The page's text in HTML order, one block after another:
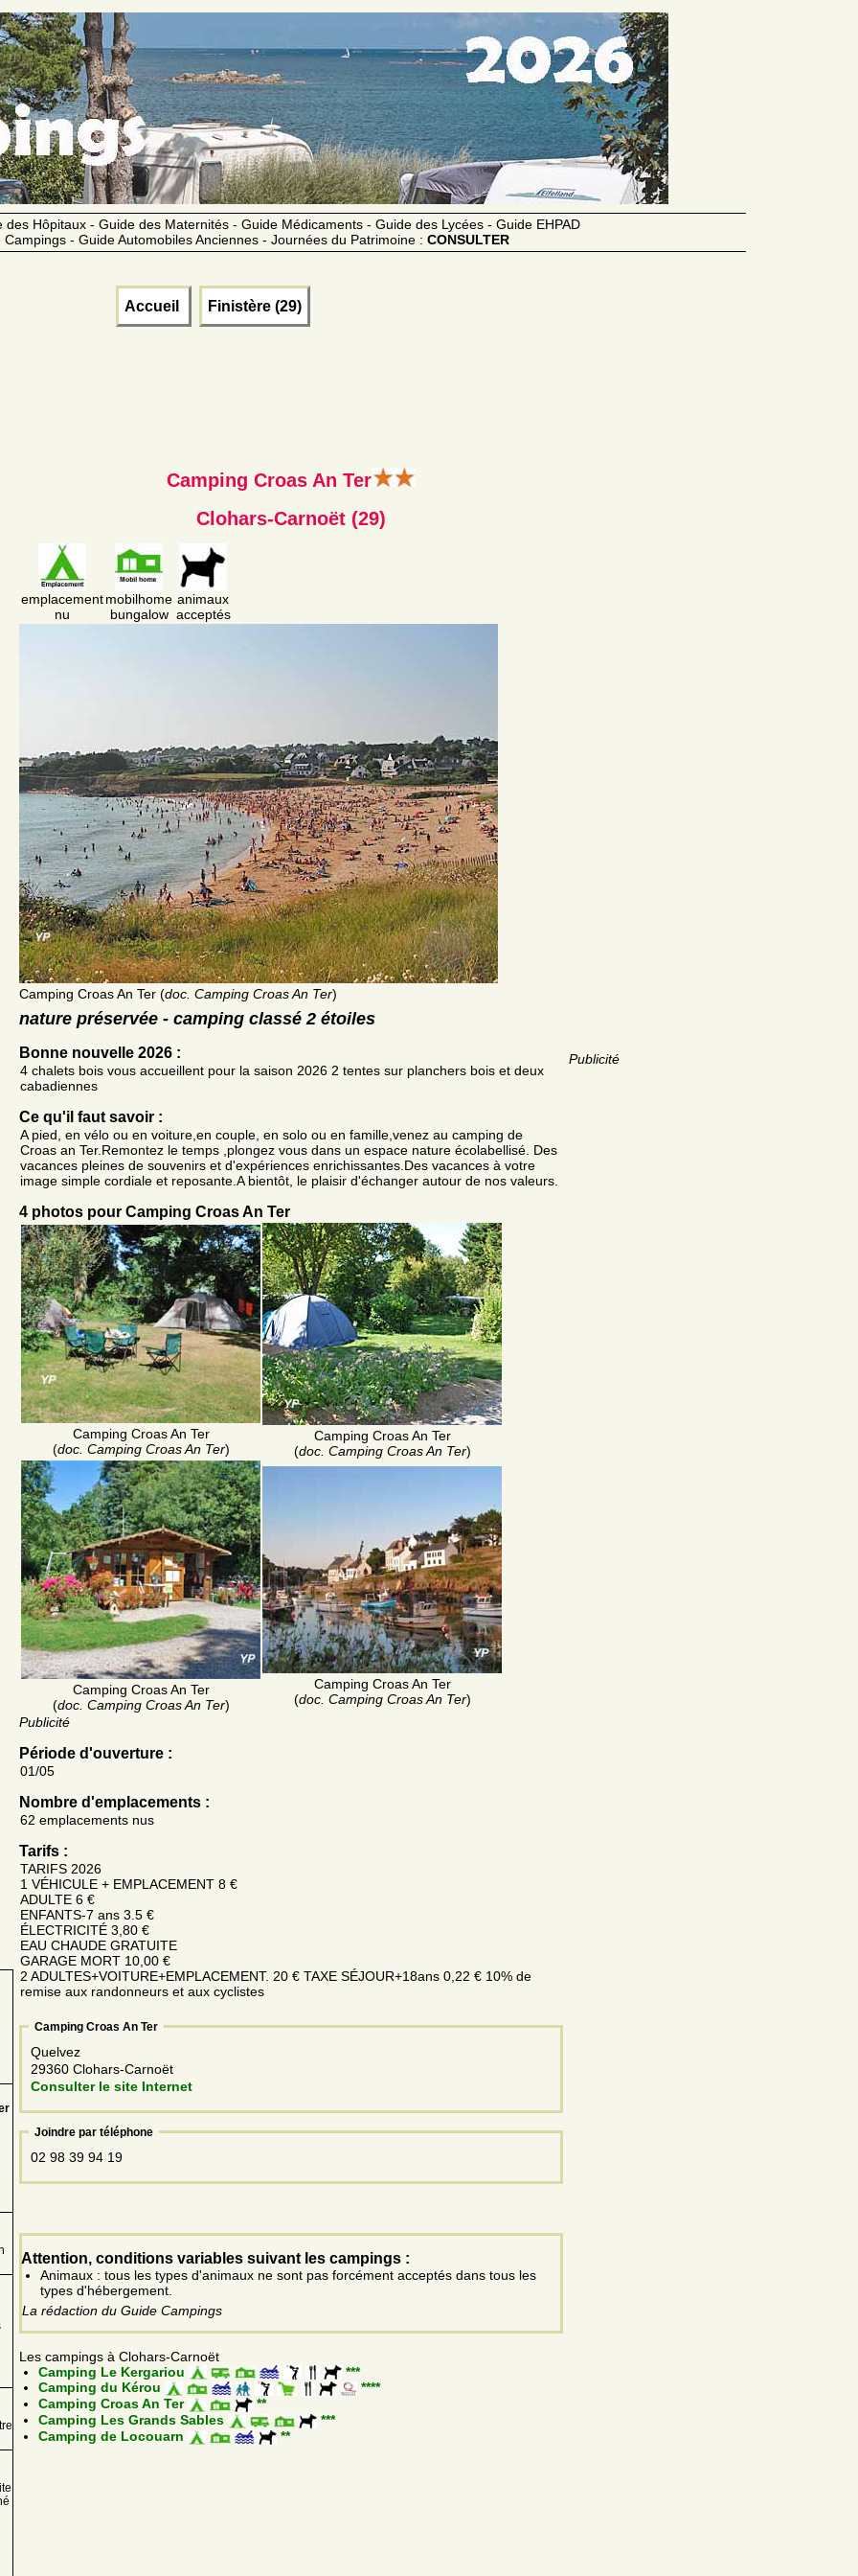
Hôpitaux - Guide des Maternités - Guide Médicaments - Guide des Lycées - Guide EHPAD
- Guide Automobiles Anciennes - Journées du Patrimoine : CONSULTER
Accueil Finistère (29)
Publicité
Camping Croas An Ter
Clohars-Carnoët (29)
emplacement
nu
mobilhome
bungalow
animaux
acceptés
Camping Croas An Ter (doc. Camping Croas An Ter)
nature préservée - camping classé 2 étoiles
Bonne nouvelle 2026 :
4 chalets bois vous accueillent pour la saison 2026 2 tentes sur planchers bois et deux
cabadiennes
Ce qu'il faut savoir :
A pied, en vélo ou en voiture,en couple, en solo ou en famille,venez au camping de
Croas an Ter.Remontez le temps ,plongez vous dans un espace nature écolabellisé. Des
vacances pleines de souvenirs et d'expériences enrichissantes.Des vacances à votre
image simple cordiale et reposante.A bientôt, le plaisir d'échanger autour de nos valeurs.
4 photos pour Camping Croas An Ter
Camping Croas An Ter
(doc. Camping Croas An Ter)
Camping Croas An Ter
(doc. Camping Croas An Ter)
Camping Croas An Ter
(doc. Camping Croas An Ter)
Camping Croas An Ter
(doc. Camping Croas An Ter)
Publicité
Période d'ouverture :
01/05
Nombre d'emplacements :
62 emplacements nus
Tarifs :
TARIFS 2026
1 VÉHICULE + EMPLACEMENT 8 €
ADULTE 6 €
ENFANTS-7 ans 3.5 €
ÉLECTRICITÉ 3,80 €
EAU CHAUDE GRATUITE
GARAGE MORT 10,00 €
2 ADULTES+VOITURE+EMPLACEMENT. 20 € TAXE SÉJOUR+18ans 0,22 € 10% de
remise aux randonneurs et aux cyclistes
Camping Croas An Ter
Quelvez
29360 Clohars-Carnoët
Consulter le site Internet
Joindre par téléphone
02 98 39 94 19
Attention, conditions variables suivant les campings :
Animaux : tous les types d'animaux ne sont pas forcément acceptés dans tous les
types d'hébergement.
La rédaction du Guide Campings
Les campings à Clohars-Carnoët
Camping Le Kergariou
***
Camping du Kérou
****
Camping Croas An Ter
**
Camping Les Grands Sables
***
Camping de Locouarn
**